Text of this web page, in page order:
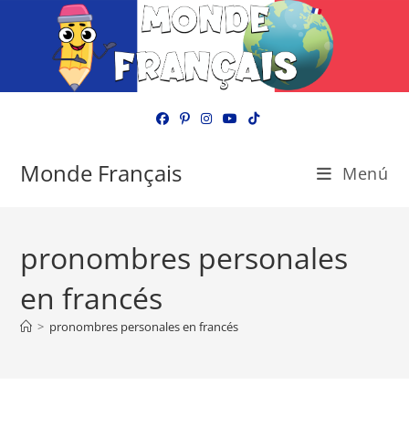
Monde Français Menú
pronombres personales
en francés
> pronombres personales en francés